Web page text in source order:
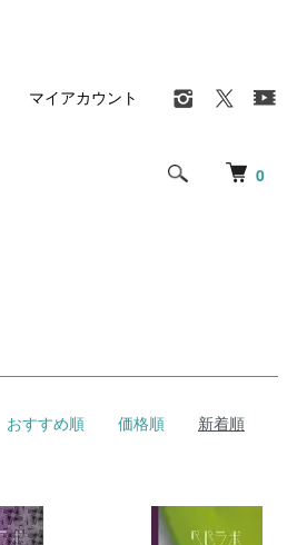
0
マイアカウント
おすすめ順 価格順 新着順